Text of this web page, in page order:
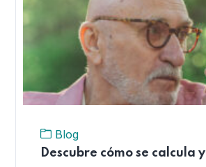
Blog
Descubre cómo se calcula y